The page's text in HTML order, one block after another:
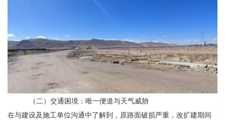
（二）交通困境：唯一便道与天气威胁
在与建设及施工单位沟通中了解到，原路面破损严重，改扩建期间